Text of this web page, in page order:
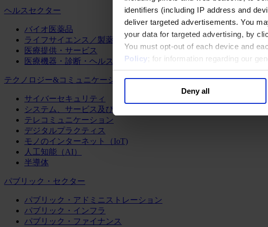
identifiers (including IP address and
deliver targeted advertisements. You
your data for targeted advertising, by
You must opt-out of each device and
Policy; for information regarding our
Deny all
ヘルスセクター
バイオ医薬品
ライフサイエンス／製薬
医療提供・サービス
医療機器・診断・ヘルスケアテクノロジー
テクノロジー&コミュニケーション
サイバーセキュリティ
システム、サービス及びソフトウェア
テレコミュニケーション
デジタルプラクティス
モノのインターネット（IoT)
人工知能（AI）
半導体
パブリック・セクター
パブリック・アドミニストレーション
パブリック・インフラ
パブリック・ファイナンス